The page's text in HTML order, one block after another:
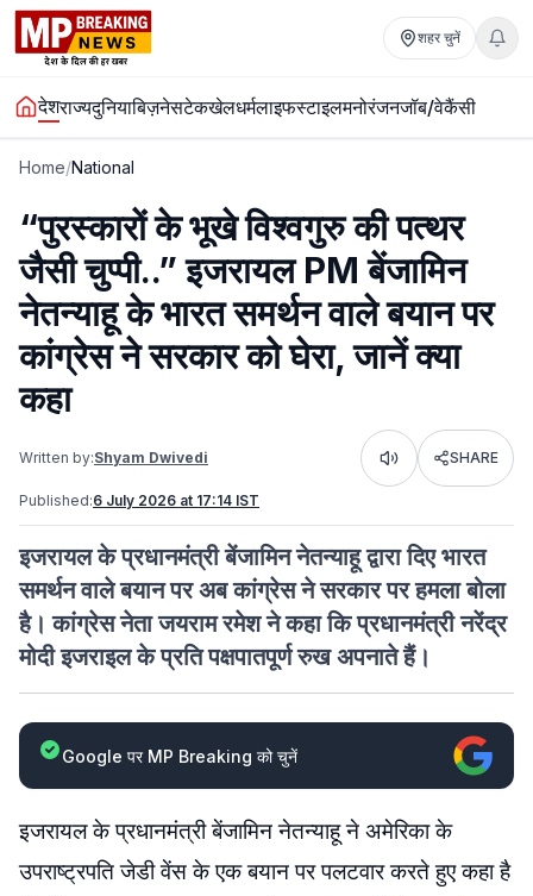
शहर चुनें
देशराज्यदुनियाबिज़नेसटेकखेलधर्मलाइफस्टाइलमनोरंजनजॉब/वेकैंसी
Home/National
“पुरस्कारों के भूखे विश्वगुरु की पत्थर
जैसी चुप्पी..” इजरायल PM बेंजामिन
नेतन्याहू के भारत समर्थन वाले बयान पर
कांग्रेस ने सरकार को घेरा, जानें क्या
कहा
Written by:Shyam Dwivedi Listen SHARE
Published:6 July 2026 at 17:14 IST
इजरायल के प्रधानमंत्री बेंजामिन नेतन्याहू द्वारा दिए भारत
समर्थन वाले बयान पर अब कांग्रेस ने सरकार पर हमला बोला
है। कांग्रेस नेता जयराम रमेश ने कहा कि प्रधानमंत्री नरेंद्र
मोदी इजराइल के प्रति पक्षपातपूर्ण रुख अपनाते हैं।
Google पर MP Breaking को चुनें
इजरायल के प्रधानमंत्री बेंजामिन नेतन्याहू ने अमेरिका के
उपराष्ट्रपति जेडी वेंस के एक बयान पर पलटवार करते हुए कहा है